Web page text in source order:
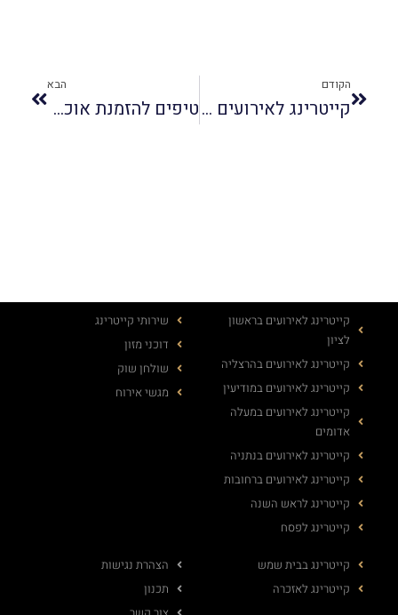
הקודם
קייטרינג לאירועים קטנים – מה חשוב לדעת?
הבא
טיפים להזמנת אוכל לחתונה בטבע
קייטרינג לאירועים בראשון
לציון
קייטרינג לאירועים בהרצליה
קייטרינג לאירועים במודיעין
קייטרינג לאירועים במעלה
אדומים
קייטרינג לאירועים בנתניה
קייטרינג לאירועים ברחובות
קייטרינג לראש השנה
קייטרינג לפסח
שירותי קייטרינג
דוכני מזון
שולחן שוק
מגשי אירוח
קייטרינג בבית שמש
קייטרינג לאזכרה
הצהרת נגישות
תכנון